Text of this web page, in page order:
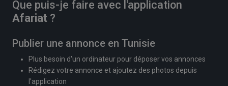
Que puis-je faire avec l'application
Afariat ?
Publier une annonce en Tunisie
Plus besoin d'un ordinateur pour déposer vos annonces
Rédigez votre annonce et ajoutez des photos depuis
l'application